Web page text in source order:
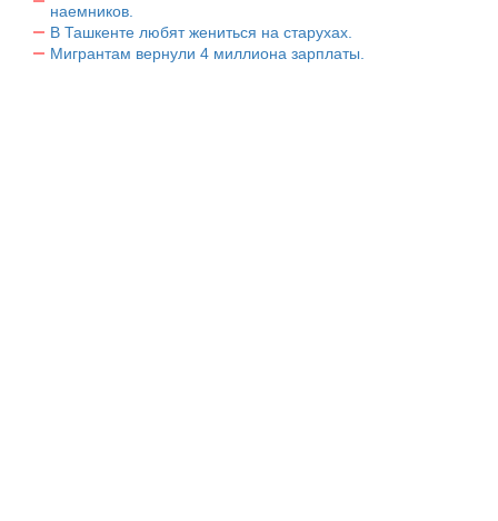
наемников.
В Ташкенте любят жениться на старухах.
Мигрантам вернули 4 миллиона зарплаты.